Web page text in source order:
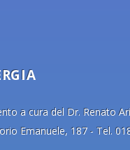
a cura del Dr. Renato
Emanuele, 187 - Tel.